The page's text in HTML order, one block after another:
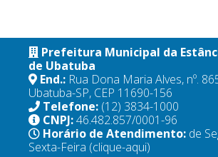
Prefeitura Municipal da
de Ubatuba
End.: Rua Dona Maria Alves, nº.
Ubatuba-SP, CEP 11690-156
Telefone: (12) 3834-1000
CNPJ:46.482.857/0001-96
Horário de Atendimento: de
Sexta-Feira (clique-aqui)